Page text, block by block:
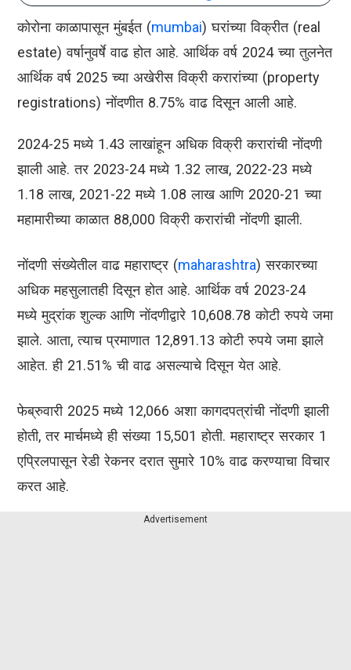
कोरोना काळापासून मुंबईत (mumbai) घरांच्या विक्रीत (real
estate) वर्षानुवर्षे वाढ होत आहे. आर्थिक वर्ष 2024 च्या तुलनेत
आर्थिक वर्ष 2025 च्या अखेरीस विक्री करारांच्या (property
registrations) नोंदणीत 8.75% वाढ दिसून आली आहे.
2024-25 मध्ये 1.43 लाखांहून अधिक विक्री करारांची नोंदणी
झाली आहे. तर 2023-24 मध्ये 1.32 लाख, 2022-23 मध्ये
1.18 लाख, 2021-22 मध्ये 1.08 लाख आणि 2020-21 च्या
महामारीच्या काळात 88,000 विक्री करारांची नोंदणी झाली.
नोंदणी संख्येतील वाढ महाराष्ट्र (maharashtra) सरकारच्या
अधिक महसुलातही दिसून होत आहे. आर्थिक वर्ष 2023-24
मध्ये मुद्रांक शुल्क आणि नोंदणीद्वारे 10,608.78 कोटी रुपये जमा
झाले. आता, त्याच प्रमाणात 12,891.13 कोटी रुपये जमा झाले
आहेत. ही 21.51% ची वाढ असल्याचे दिसून येत आहे.
फेब्रुवारी 2025 मध्ये 12,066 अशा कागदपत्रांची नोंदणी झाली
होती, तर मार्चमध्ये ही संख्या 15,501 होती. महाराष्ट्र सरकार 1
एप्रिलपासून रेडी रेकनर दरात सुमारे 10% वाढ करण्याचा विचार
करत आहे.
Advertisement